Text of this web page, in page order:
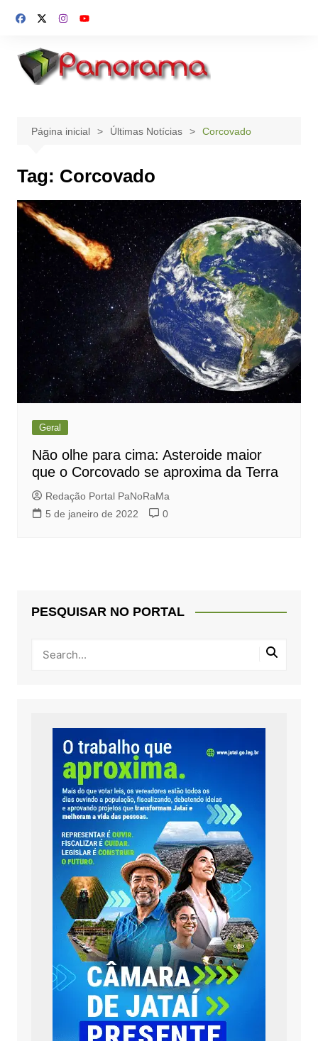
para
conteúdo
Página inicial Últimas Notícias Corcovado
Tag: Corcovado
Geral
Não olhe para cima: Asteroide maior
que o Corcovado se aproxima da Terra
Redação Portal PaNoRaMa
5 de janeiro de 2022
0
PESQUISAR NO PORTAL